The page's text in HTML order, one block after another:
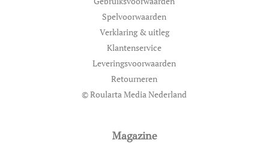
Spelvoorwaarden
Verklaring & uitleg
Klantenservice
Leveringsvoorwaarden
Retourneren
© Roularta Media Nederland
Magazine